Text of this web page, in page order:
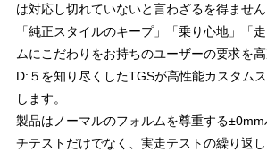
は対応し切れていないと言わざるを得ません
「純正スタイルのキープ」「乗り心地」「
ムにこだわりをお持ちのユーザーの要求を高
D:５を知り尽くしたTGSが高性能カスタム
します。
製品はノーマルのフォルムを尊重する
チテストだけでなく、実走テストの繰り返